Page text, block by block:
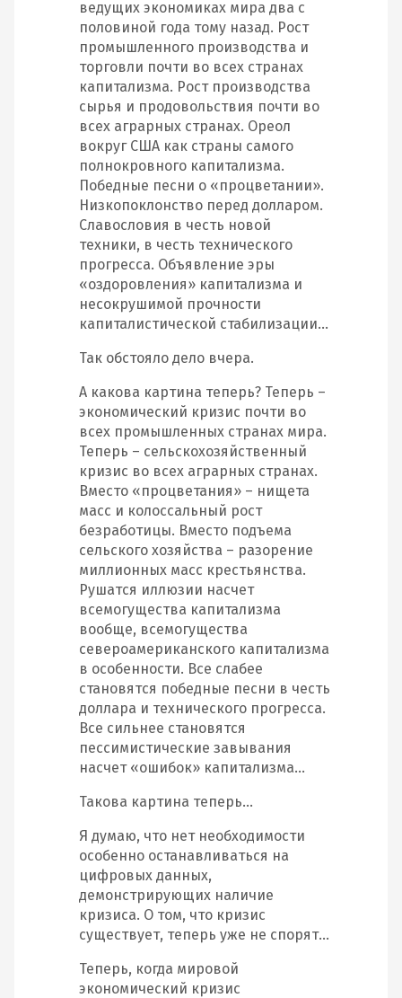
ведущих экономиках мира два с
половиной года тому назад. Рост
промышленного производства и
торговли почти во всех странах
капитализма. Рост производства
сырья и продовольствия почти во
всех аграрных странах. Ореол
вокруг США как страны самого
полнокровного капитализма.
Победные песни о «процветании».
Низкопоклонство перед долларом.
Славословия в честь новой
техники, в честь технического
прогресса. Объявление эры
«оздоровления» капитализма и
несокрушимой прочности
капиталистической стабилизации…
Так обстояло дело вчера.
А какова картина теперь? Теперь –
экономический кризис почти во
всех промышленных странах мира.
Теперь – сельскохозяйственный
кризис во всех аграрных странах.
Вместо «процветания» – нищета
масс и колоссальный рост
безработицы. Вместо подъема
сельского хозяйства – разорение
миллионных масс крестьянства.
Рушатся иллюзии насчет
всемогущества капитализма
вообще, всемогущества
североамериканского капитализма
в особенности. Все слабее
становятся победные песни в честь
доллара и технического прогресса.
Все сильнее становятся
пессимистические завывания
насчет «ошибок» капитализма…
Такова картина теперь…
Я думаю, что нет необходимости
особенно останавливаться на
цифровых данных,
демонстрирующих наличие
кризиса. О том, что кризис
существует, теперь уже не спорят…
Теперь, когда мировой
экономический кризис